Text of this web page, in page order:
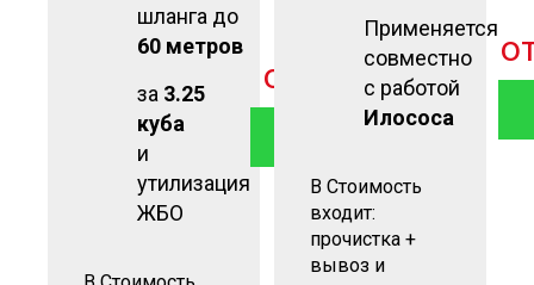
шланга до
60 метров
за 3.25
куба
и
утилизация
ЖБО
от 3 900руб
Применяется
совместно
с работой
Илососа
В Стоимость
входит:
прочистка +
вывоз и